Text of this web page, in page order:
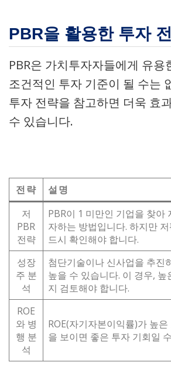
PBR을 활용한 투자
PBR은 가치투자자들에게 유용
조건적인 투자 기준이 될 수는
투자 전략을 참고하면 더욱 효
수 있습니다.
전략
설명
저
PBR
전략
PBR이 1 미만인 기업을 찾아
자하는 방법입니다. 하지만
드시 확인해야 합니다.
성장
주 분
석
첨단기술이나 신사업을 추진
높을 수 있습니다. 이 경우, 높
지 검토해야 합니다.
ROE
와 병
행 분
석
ROE(자기자본이익률)가 높
을 보이면 좋은 투자 기회일